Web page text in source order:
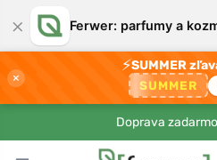
× Ferwer: parfumy a
×
⚡SUMMER
SUMMER
Doprava